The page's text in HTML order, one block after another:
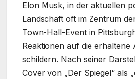
Elon Musk, in der aktuellen
Landschaft oft im Zentrum
Town-Hall-Event in
Reaktionen auf die erhaltene
schildern. Nach seiner
Cover von „Der Spiegel“ als